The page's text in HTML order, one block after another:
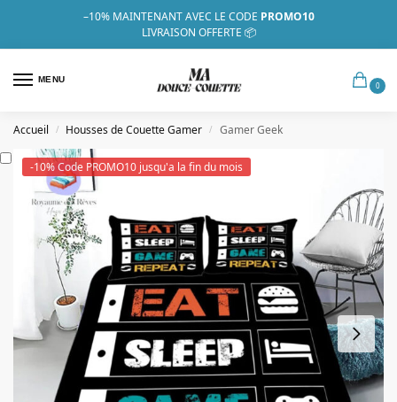
–10% MAINTENANT AVEC LE CODE PROMO10
LIVRAISON OFFERTE 📦
MENU
0
Accueil / Housses de Couette Gamer / Gamer Geek
-10% Code PROMO10 jusqu'a la fin du mois